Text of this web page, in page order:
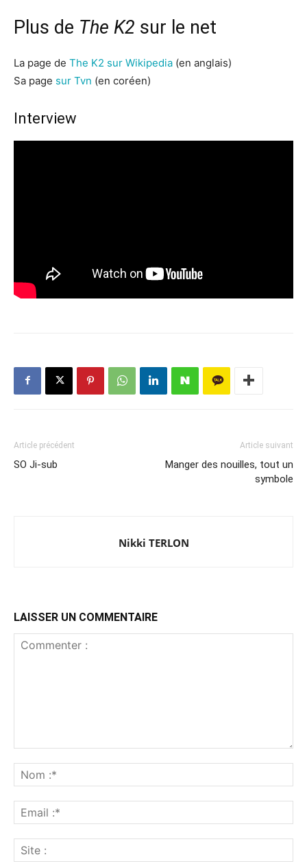
Plus de The K2 sur le net
La page de The K2 sur Wikipedia (en anglais)
Sa page sur Tvn (en coréen)
Interview
Article précédent
SO Ji-sub
Article suivant
Manger des nouilles, tout un
symbole
Nikki TERLON
LAISSER UN COMMENTAIRE